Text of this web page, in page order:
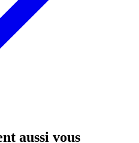
aussi vous